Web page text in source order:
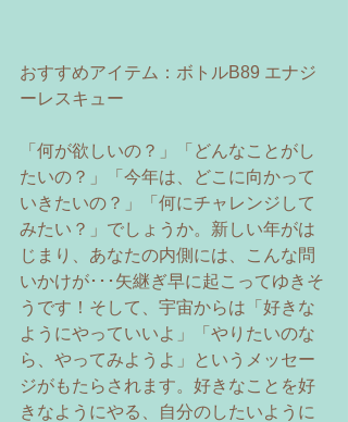
おすすめアイテム：ボトルB89 エナジ
ーレスキュー
「何が欲しいの？」「どんなことがし
たいの？」「今年は、どこに向かって
いきたいの？」「何にチャレンジして
みたい？」でしょうか。新しい年がは
じまり、あなたの内側には、こんな問
いかけが･･･矢継ぎ早に起こってゆきそ
うです！そして、宇宙からは「好きな
ようにやっていいよ」「やりたいのな
ら、やってみようよ」というメッセー
ジがもたらされます。好きなことを好
きなようにやる、自分のしたいように